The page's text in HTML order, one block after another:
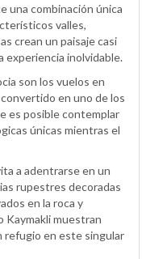
una combinación única
valles,
crean un paisaje casi
experiencia inolvidable.
son los vuelos en
en uno de los
es posible contemplar
únicas mientras el
a adentrarse en un
rupestres decoradas
en la roca y
Kaymakli muestran
refugio en este singular